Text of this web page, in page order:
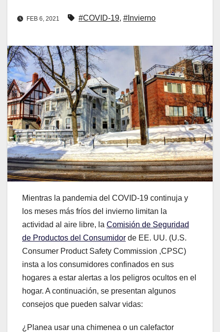
FEB 6, 2021 #COVID-19, #Invierno
Mientras la pandemia del COVID-19 continuja y
los meses más fríos del invierno limitan la
actividad al aire libre, la Comisión de Seguridad
de Productos del Consumidor de EE. UU. (U.S.
Consumer Product Safety Commission ,CPSC)
insta a los consumidores confinados en sus
hogares a estar alertas a los peligros ocultos en el
hogar. A continuación, se presentan algunos
consejos que pueden salvar vidas:
¿Planea usar una chimenea o un calefactor